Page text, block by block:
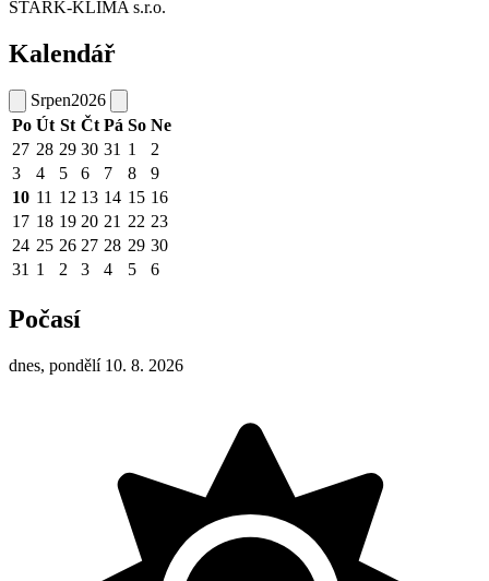
STARK-KLIMA s.r.o.
Kalendář
Srpen2026
Po Út St Čt Pá So Ne
27 28 29 30 31 1
2
3
4 5 6 7 8
9
10 11 12 13 14 15 16
17 18 19 20 21 22 23
24 25 26 27 28 29 30
31 1 2 3 4 5 6
Počasí
dnes, pondělí 10. 8. 2026